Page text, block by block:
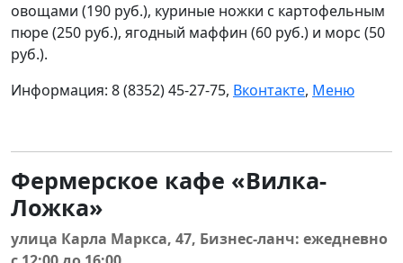
овощами (190 руб.), куриные ножки с картофельным
пюре (250 руб.), ягодный маффин (60 руб.) и морс (50
руб.).
Информация: 8 (8352) 45-27-75, Вконтакте, Меню
Фермерское кафе «Вилка-
Ложка»
улица Карла Маркса, 47, Бизнес-ланч: ежедневно